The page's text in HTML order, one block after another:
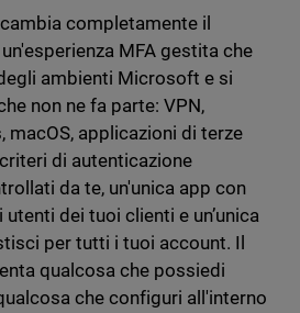
completamente il
MFA gestita che
ambienti Microsoft e si
non ne fa parte: VPN,
macOS, applicazioni di terze
di autenticazione
da te, un'unica app con
dei tuoi clienti e un’unica
per tutti i tuoi account. Il
qualcosa che possiedi
che configuri all'interno